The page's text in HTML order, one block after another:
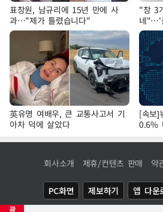
광
표창원, 남규리에 15년 만에 사
과…"제가 틀렸습니다"
"창 3
네"…'
니
英유명 여배우, 큰 교통사고서 기
아차 덕에 살았다
[속보]
0.6%
회사소개 제휴/컨텐츠 판매 약
PC화면 제보하기 앱 다운